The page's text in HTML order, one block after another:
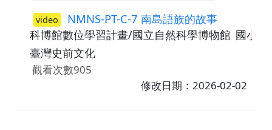
video NMNS-PT-C-7 南島語族的故事
科博館數位學習計畫/國立自然科學博物館 國小3-
臺灣史前文化
觀看次數905
修改日期：2026-02-02